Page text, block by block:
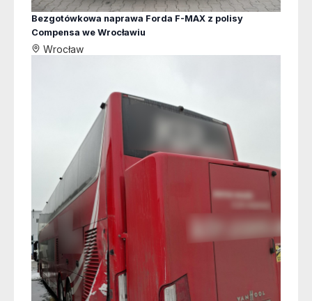
Bezgotówkowa naprawa Forda F-MAX z polisy
Compensa we Wrocławiu
Wrocław